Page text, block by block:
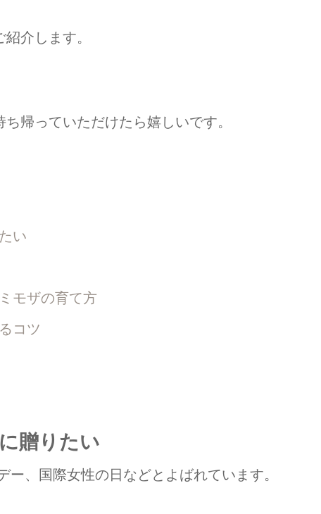
介します。
帰っていただけたら嬉しいです。
い
モザの育て方
コツ
贈りたい
、国際女性の日などとよばれています。